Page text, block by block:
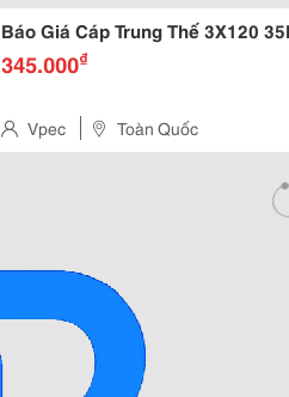
Báo Giá Cáp Trung Thế 3X120
345.000₫
Vpec Toàn Quốc